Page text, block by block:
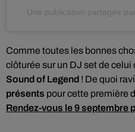
Une publication partagée
Comme toutes les bonnes
clôturée sur un DJ set de celui
Sound of Legend ! De quoi
présents pour cette première
Rendez-vous le 9 septembre